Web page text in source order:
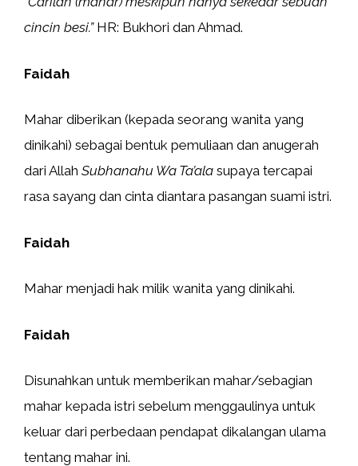
cincin besi.” HR: Bukhori dan Ahmad.
Faidah
Mahar diberikan (kepada seorang wanita yang
dinikahi) sebagai bentuk pemuliaan dan anugerah
dari Allah Subhanahu Wa Ta’ala supaya tercapai
rasa sayang dan cinta diantara pasangan suami istri.
Faidah
Mahar menjadi hak milik wanita yang dinikahi.
Faidah
Disunahkan untuk memberikan mahar/sebagian
mahar kepada istri sebelum menggaulinya untuk
keluar dari perbedaan pendapat dikalangan ulama
tentang mahar ini.